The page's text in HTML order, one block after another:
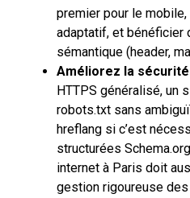
premier pour le
adaptatif, et bénéficier
sémantique (header,
Améliorez la sécurité
HTTPS généralisé, un
robots.txt sans
hreflang si c’est
structurées
internet à Paris doit
gestion rigoureuse